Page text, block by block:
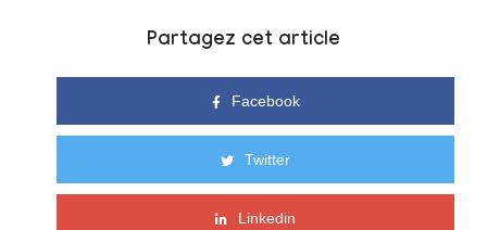
Partagez cet article
Facebook
Twitter
Linkedin